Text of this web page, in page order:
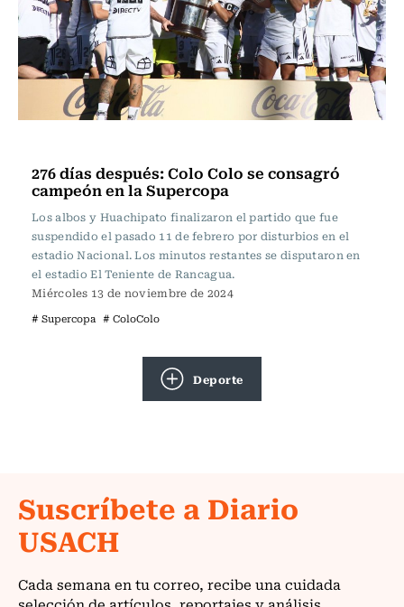
276 días después: Colo Colo se consagró
campeón en la Supercopa
Los albos y Huachipato finalizaron el partido que fue
suspendido el pasado 11 de febrero por disturbios en el
estadio Nacional. Los minutos restantes se disputaron en
el estadio El Teniente de Rancagua.
Miércoles 13 de noviembre de 2024
# Supercopa # ColoColo
Deporte